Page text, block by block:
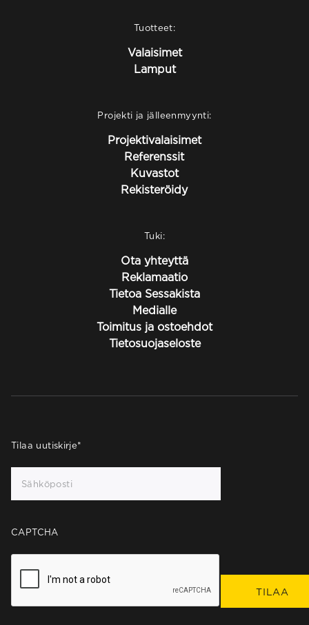
Tuotteet:
Valaisimet
Lamput
Projekti ja jälleenmyynti:
Projektivalaisimet
Referenssit
Kuvastot
Rekisteröidy
Tuki:
Ota yhteyttä
Reklamaatio
Tietoa Sessakista
Medialle
Toimitus ja ostoehdot
Tietosuojaseloste
Tilaa uutiskirje*
CAPTCHA